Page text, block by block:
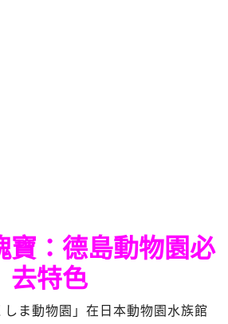
寶：德島動物園必
去特色
しま動物園」在日本動物園水族館